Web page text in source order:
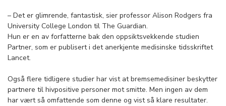
– Det er glimrende, fantastisk, sier professor Alison Rodgers fra
University College London til The Guardian.
Hun er en av forfatterne bak den oppsiktsvekkende studien
Partner, som er publisert i det anerkjente medisinske tidsskriftet
Lancet.
Også flere tidligere studier har vist at bremsemedisiner beskytter
partnere til hivpositive personer mot smitte. Men ingen av dem
har vært så omfattende som denne og vist så klare resultater.